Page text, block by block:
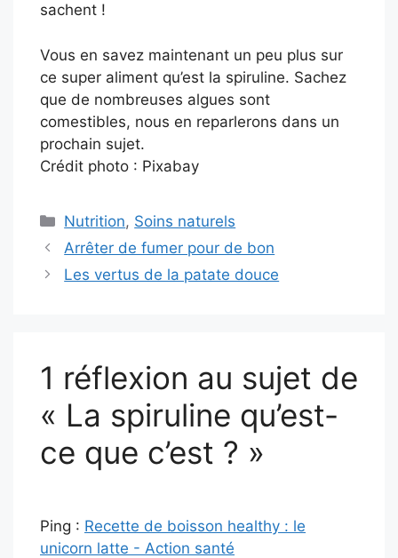
sachent !
Vous en savez maintenant un peu plus sur
ce super aliment qu’est la spiruline. Sachez
que de nombreuses algues sont
comestibles, nous en reparlerons dans un
prochain sujet.
Crédit photo : Pixabay
Catégories
Nutrition, Soins naturels
Arrêter de fumer pour de bon
Les vertus de la patate douce
1 réflexion au sujet de
« La spiruline qu’est-
ce que c’est ? »
Ping : Recette de boisson healthy : le
unicorn latte - Action santé